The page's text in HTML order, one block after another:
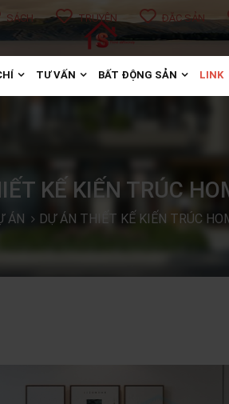
SÁCH TRUYỆN ĐẶC SẢN
TƯ VẤN BẤT ĐỘNG SẢN LINK
KẾ KIẾN TRÚC
ÁN DỰ ÁN THIẾT KẾ KIẾN TRÚC